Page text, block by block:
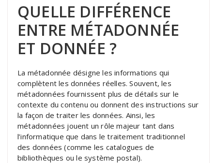
QUELLE DIFFÉRENCE
ENTRE MÉTADONNÉE
ET DONNÉE ?
La métadonnée désigne les informations qui
complètent les données réelles. Souvent, les
métadonnées fournissent plus de détails sur le
contexte du contenu ou donnent des instructions sur
la façon de traiter les données. Ainsi, les
métadonnées jouent un rôle majeur tant dans
l’informatique que dans le traitement traditionnel
des données (comme les catalogues de
bibliothèques ou le système postal).